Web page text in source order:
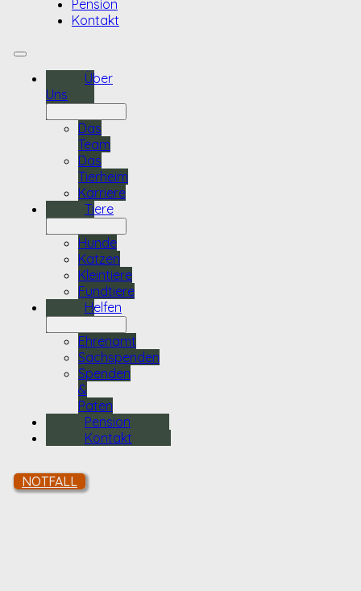
Pension
Kontakt
Über
Uns
Das
Team
Das
Tierheim
Karriere
Tiere
Hunde
Katzen
Kleintiere
Fundtiere
Helfen
Ehrenamt
Sachspenden
Spenden
&
Paten
Pension
Kontakt
NOTFALL